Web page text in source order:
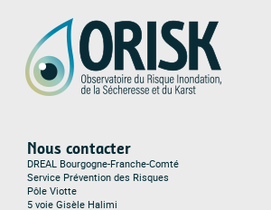
Nous contacter
DREAL Bourgogne-Franche-Comté
Service Prévention des Risques
Pôle Viotte
5 voie Gisèle Halimi